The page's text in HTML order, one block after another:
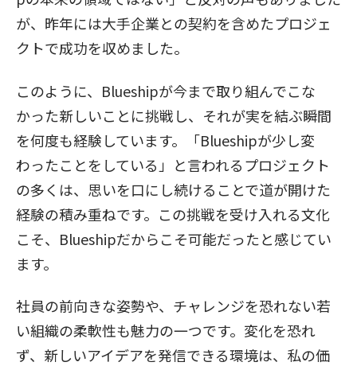
が、昨年には大手企業との契約を含めたプロジェ
クトで成功を収めました。
このように、Blueshipが今まで取り組んでこな
かった新しいことに挑戦し、それが実を結ぶ瞬間
を何度も経験しています。「Blueshipが少し変
わったことをしている」と言われるプロジェクト
の多くは、思いを口にし続けることで道が開けた
経験の積み重ねです。この挑戦を受け入れる文化
こそ、Blueshipだからこそ可能だったと感じてい
ます。
社員の前向きな姿勢や、チャレンジを恐れない若
い組織の柔軟性も魅力の一つです。変化を恐れ
ず、新しいアイデアを発信できる環境は、私の価